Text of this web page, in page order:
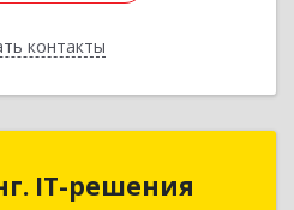
контакты
Назад
IT-решения
IT-решения